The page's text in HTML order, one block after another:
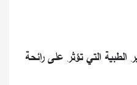
التي تؤثر على رائحة